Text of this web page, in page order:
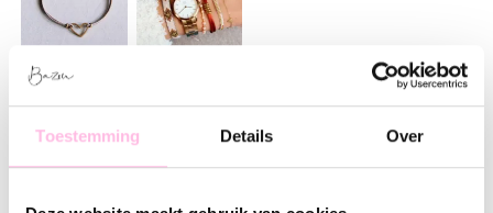
Toestemming Details Over
Elastisch armbandje met open
hart - taupe
€ 8.95
Varianten: